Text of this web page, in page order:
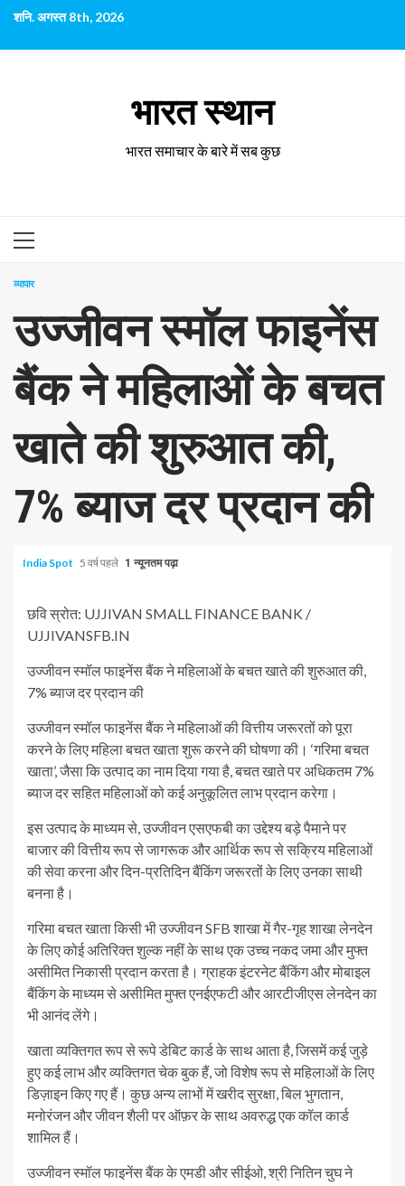
छोड़कर
पर
शनि. अगस्त 8th, 2026
भारत स्थान
भारत समाचार के बारे में सब कुछ
प्राथमिक
व्यापार
उज्जीवन स्मॉल फाइनेंस
बैंक ने महिलाओं के बचत
खाते की शुरुआत की,
7% ब्याज दर प्रदान की
India Spot 5 वर्ष पहले 1 न्यूनतम पढ़ा
छवि स्रोत: UJJIVAN SMALL FINANCE BANK /
UJJIVANSFB.IN
उज्जीवन स्मॉल फाइनेंस बैंक ने महिलाओं के बचत खाते की शुरुआत की,
7% ब्याज दर प्रदान की
उज्जीवन स्मॉल फाइनेंस बैंक ने महिलाओं की वित्तीय जरूरतों को पूरा
करने के लिए महिला बचत खाता शुरू करने की घोषणा की। ‘गरिमा बचत
खाता’, जैसा कि उत्पाद का नाम दिया गया है, बचत खाते पर अधिकतम 7%
ब्याज दर सहित महिलाओं को कई अनुकूलित लाभ प्रदान करेगा।
इस उत्पाद के माध्यम से, उज्जीवन एसएफबी का उद्देश्य बड़े पैमाने पर
बाजार की वित्तीय रूप से जागरूक और आर्थिक रूप से सक्रिय महिलाओं
की सेवा करना और दिन-प्रतिदिन बैंकिंग जरूरतों के लिए उनका साथी
बनना है।
गरिमा बचत खाता किसी भी उज्जीवन SFB शाखा में गैर-गृह शाखा लेनदेन
के लिए कोई अतिरिक्त शुल्क नहीं के साथ एक उच्च नकद जमा और मुफ्त
असीमित निकासी प्रदान करता है। ग्राहक इंटरनेट बैंकिंग और मोबाइल
बैंकिंग के माध्यम से असीमित मुफ्त एनईएफटी और आरटीजीएस लेनदेन का
भी आनंद लेंगे।
खाता व्यक्तिगत रूप से रूपे डेबिट कार्ड के साथ आता है, जिसमें कई जुड़े
हुए कई लाभ और व्यक्तिगत चेक बुक हैं, जो विशेष रूप से महिलाओं के लिए
डिज़ाइन किए गए हैं। कुछ अन्य लाभों में खरीद सुरक्षा, बिल भुगतान,
मनोरंजन और जीवन शैली पर ऑफ़र के साथ अवरुद्ध एक कॉल कार्ड
शामिल हैं।
उज्जीवन स्मॉल फाइनेंस बैंक के एमडी और सीईओ, श्री नितिन चुघ ने